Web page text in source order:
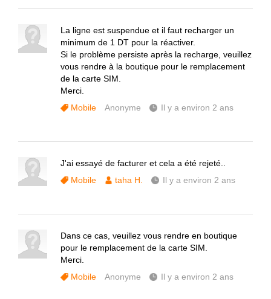
La ligne est suspendue et il faut recharger un
minimum de 1 DT pour la réactiver.
Si le problème persiste après la recharge, veuillez
vous rendre à la boutique pour le remplacement
de la carte SIM.
Merci.
Mobile
Anonyme Il y a environ 2 ans
J'ai essayé de facturer et cela a été rejeté..
Mobile
taha H. Il y a environ 2 ans
Dans ce cas, veuillez vous rendre en boutique
pour le remplacement de la carte SIM.
Merci.
Mobile
Anonyme Il y a environ 2 ans